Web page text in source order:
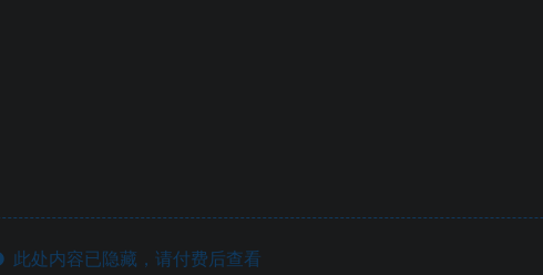
此处内容已隐藏，请付费后查看